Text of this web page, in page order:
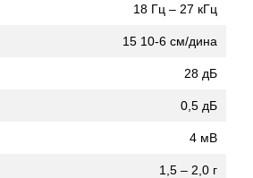
18 Гц – 27 кГц
15 10-6 см/дина
28 дБ
0,5 дБ
4 мВ
1,5 – 2,0 г